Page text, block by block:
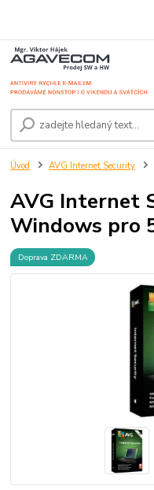
Úvod AVG Internet Security
AVG Internet
Windows pro
Doprava ZDARMA